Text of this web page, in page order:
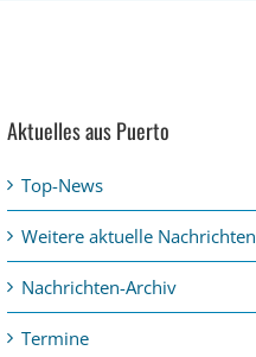
Aktuelles aus Puerto
Top-News
Weitere aktuelle Nachrichten
Nachrichten-Archiv
Termine